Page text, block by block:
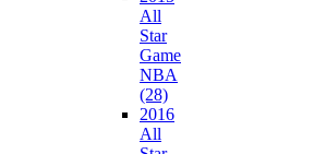
All
Star
Game
NBA
(28)
2016
All